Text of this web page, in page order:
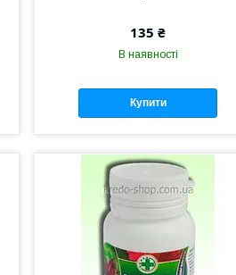
135 ₴
В наявності
Купити